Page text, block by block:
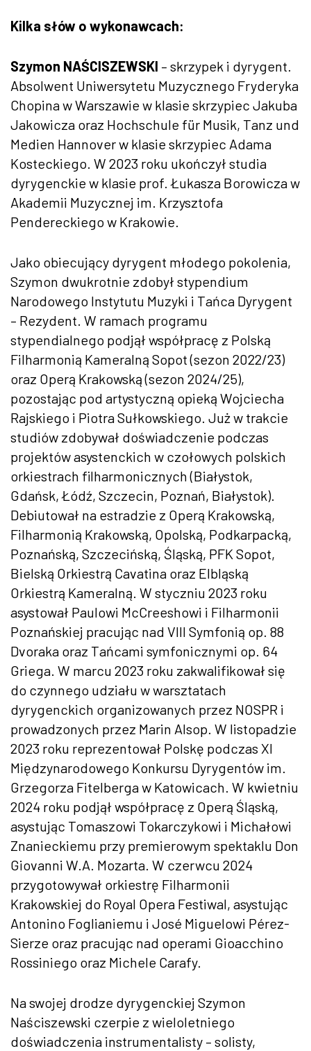
Kilka słów o wykonawcach:
Szymon NAŚCISZEWSKI – skrzypek i dyrygent.
Absolwent Uniwersytetu Muzycznego Fryderyka
Chopina w Warszawie w klasie skrzypiec Jakuba
Jakowicza oraz Hochschule für Musik, Tanz und
Medien Hannover w klasie skrzypiec Adama
Kosteckiego. W 2023 roku ukończył studia
dyrygenckie w klasie prof. Łukasza Borowicza w
Akademii Muzycznej im. Krzysztofa
Pendereckiego w Krakowie.
Jako obiecujący dyrygent młodego pokolenia,
Szymon dwukrotnie zdobył stypendium
Narodowego Instytutu Muzyki i Tańca Dyrygent
– Rezydent. W ramach programu
stypendialnego podjął współpracę z Polską
Filharmonią Kameralną Sopot (sezon 2022/23)
oraz Operą Krakowską (sezon 2024/25),
pozostając pod artystyczną opieką Wojciecha
Rajskiego i Piotra Sułkowskiego. Już w trakcie
studiów zdobywał doświadczenie podczas
projektów asystenckich w czołowych polskich
orkiestrach filharmonicznych (Białystok,
Gdańsk, Łódź, Szczecin, Poznań, Białystok).
Debiutował na estradzie z Operą Krakowską,
Filharmonią Krakowską, Opolską, Podkarpacką,
Poznańską, Szczecińską, Śląską, PFK Sopot,
Bielską Orkiestrą Cavatina oraz Elbląską
Orkiestrą Kameralną. W styczniu 2023 roku
asystował Paulowi McCreeshowi i Filharmonii
Poznańskiej pracując nad VIII Symfonią op. 88
Dvoraka oraz Tańcami symfonicznymi op. 64
Griega. W marcu 2023 roku zakwalifikował się
do czynnego udziału w warsztatach
dyrygenckich organizowanych przez NOSPR i
prowadzonych przez Marin Alsop. W listopadzie
2023 roku reprezentował Polskę podczas XI
Międzynarodowego Konkursu Dyrygentów im.
Grzegorza Fitelberga w Katowicach. W kwietniu
2024 roku podjął współpracę z Operą Śląską,
asystując Tomaszowi Tokarczykowi i Michałowi
Znanieckiemu przy premierowym spektaklu Don
Giovanni W.A. Mozarta. W czerwcu 2024
przygotowywał orkiestrę Filharmonii
Krakowskiej do Royal Opera Festiwal, asystując
Antonino Foglianiemu i José Miguelowi Pérez-
Sierze oraz pracując nad operami Gioacchino
Rossiniego oraz Michele Carafy.
Na swojej drodze dyrygenckiej Szymon
Naściszewski czerpie z wieloletniego
doświadczenia instrumentalisty – solisty,